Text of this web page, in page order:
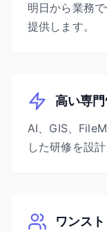
明日から業務
提供します。
高い専
AI、GIS、
した研修を設計
ワンス